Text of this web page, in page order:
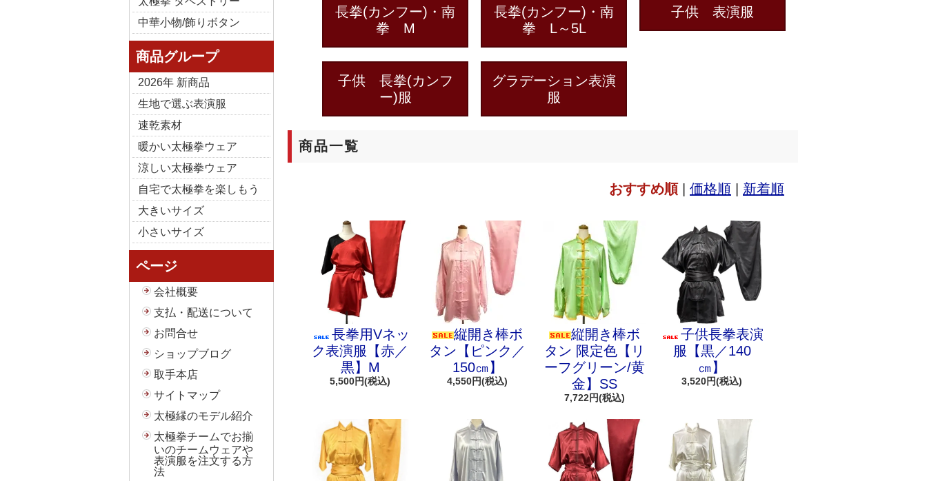
中華小物/飾りボタン
商品グループ
2026年 新商品
生地で選ぶ表演服
速乾素材
暖かい太極拳ウェア
涼しい太極拳ウェア
自宅で太極拳を楽しもう
大きいサイズ
小さいサイズ
ページ
会社概要
支払・配送について
お問合せ
ショップブログ
取手本店
サイトマップ
太極縁のモデル紹介
太極拳チームでお揃
いのチームウェアや
表演服を注文する方
法
長拳(カンフー)・南
拳 M
長拳(カンフー)・南
拳 L～5L
子供 表演服
子供 長拳(カンフ
ー)服
グラデーション表演
服
商品一覧
おすすめ順| 価格順 新着順
長拳用Vネッ
ク表演服【赤／
黒】M
5,500円(税込)
縦開き棒ボ
タン【ピンク／
150㎝】
4,550円(税込)
縦開き棒ボ
タン 限定色【リ
ーフグリーン/黄
金】SS
7,722円(税込)
子供長拳表演
服【黒／140
㎝】
3,520円(税込)